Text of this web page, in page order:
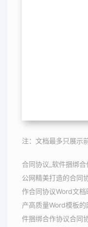
注：文档最多只展示
合同协议_软件捆绑
公网精美打造的合同
作合同协议Word文
产高质量Word模板
件捆绑合作协议合同